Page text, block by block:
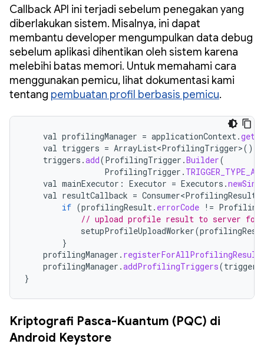
Callback API ini terjadi sebelum penegakan yang
diberlakukan sistem. Misalnya, ini dapat
membantu developer mengumpulkan data debug
sebelum aplikasi dihentikan oleh sistem karena
melebihi batas memori. Untuk memahami cara
menggunakan pemicu, lihat dokumentasi kami
tentang pembuatan profil berbasis pemicu.
val profilingManager = applicationContext .
val triggers = ArrayList<ProfilingTrigger>()
triggers .add(ProfilingTrigger .Builder(
ProfilingTrigger .
val mainExecutor : Executor = Executors .
val resultCallback = Consumer<ProfilingResult>
if (profilingResult . errorCode !=
// upload profile result to
setupProfileUploadWorker(
}
profilingManager .
profilingManager .addProfilingTriggers(triggers
}
Kriptografi Pasca-Kuantum (PQC) di
Android Keystore